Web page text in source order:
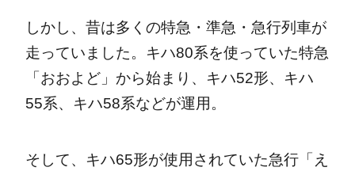
しかし、昔は多くの特急・準急・急行列車が
走っていました。キハ80系を使っていた特急
「おおよど」から始まり、キハ52形、キハ
55系、キハ58系などが運用。
そして、キハ65形が使用されていた急行「え